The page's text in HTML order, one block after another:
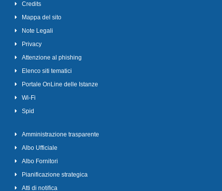
Credits
Mappa del sito
Note Legali
Privacy
Attenzione al phishing
Elenco siti tematici
Portale OnLine delle Istanze
Wi-Fi
Spid
Amministrazione trasparente
Albo Ufficiale
Albo Fornitori
Pianificazione strategica
Atti di notifica